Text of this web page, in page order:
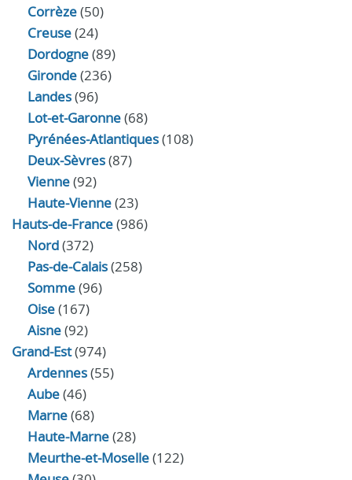
Corrèze(50)
Creuse(24)
Dordogne(89)
Gironde(236)
Landes(96)
Lot-et-Garonne(68)
Pyrénées-Atlantiques(108)
Deux-Sèvres(87)
Vienne(92)
Haute-Vienne(23)
Hauts-de-France(986)
Nord(372)
Pas-de-Calais(258)
Somme(96)
Oise(167)
Aisne(92)
Grand-Est(974)
Ardennes(55)
Aube(46)
Marne(68)
Haute-Marne(28)
Meurthe-et-Moselle(122)